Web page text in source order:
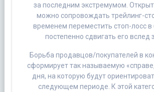
за последним экстремумом.
можно сопровождать трейлинг-
временем переместить стоп-лосс в
постепенно сдвигать его вслед
Борьба продавцов/покупателей в
сформирует так называемую
дня, на которую будут
следующем периоде. К этой